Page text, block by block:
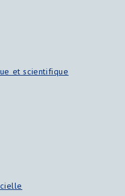
et scientifique